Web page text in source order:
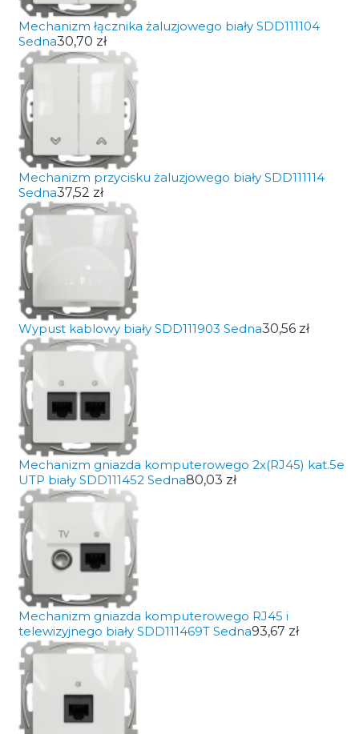
Mechanizm łącznika żaluzjowego biały SDD111104
Sedna30,70 zł
Mechanizm przycisku żaluzjowego biały SDD111114
Sedna37,52 zł
Wypust kablowy biały SDD111903 Sedna30,56 zł
Mechanizm gniazda komputerowego 2x(RJ45) kat.5e
UTP biały SDD111452 Sedna80,03 zł
Mechanizm gniazda komputerowego RJ45 i
telewizyjnego biały SDD111469T Sedna93,67 zł